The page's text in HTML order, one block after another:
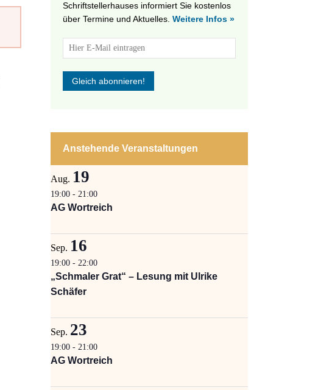
Schriftstellerhauses informiert Sie kostenlos
über Termine und Aktuelles. Weitere Infos »
Anstehende Veranstaltungen
Aug. 19
19:00 - 21:00
AG Wortreich
Sep. 16
19:00 - 22:00
„Schmaler Grat“ – Lesung mit Ulrike
Schäfer
Sep. 23
19:00 - 21:00
AG Wortreich